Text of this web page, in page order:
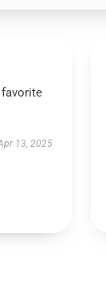
13, 2025